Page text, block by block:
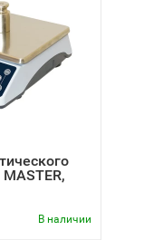
В наличии